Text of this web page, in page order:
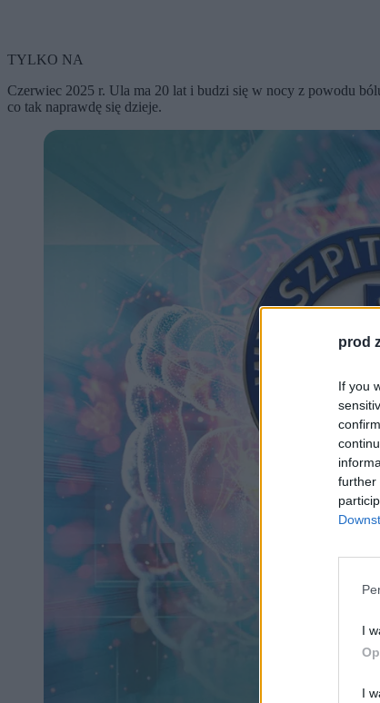
prod
If you
further
I
I
TYLKO NA
Czerwiec 2025 r. Ula ma 20 lat i budzi się w nocy z powodu
co tak naprawdę się dzieje.